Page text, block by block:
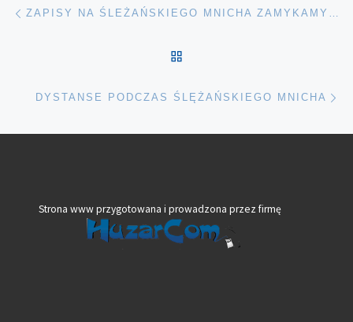
Nawigacja wpisu ZAPISY NA ŚLEŻAŃSKIEGO MNICHA ZAMYKAMY 5.07.2020 O PÓŁNOCY
DYSTANSE PODCZAS ŚLĘŻAŃSKIEGO MNICHA
Strona www przygotowana i prowadzona przez firmę